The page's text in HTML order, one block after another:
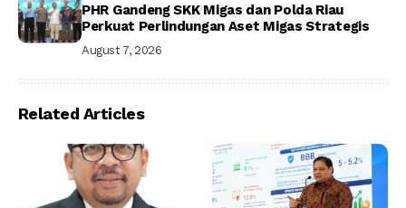
PHR Gandeng SKK Migas dan Polda Riau
Perkuat Perlindungan Aset Migas Strategis
August 7, 2026
Related Articles